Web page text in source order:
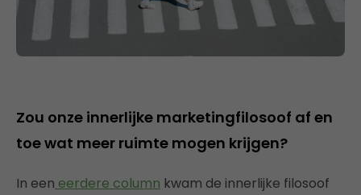
Zou onze innerlijke marketingfilosoof af en
toe wat meer ruimte mogen krijgen?
In een eerdere column kwam de innerlijke filosoof